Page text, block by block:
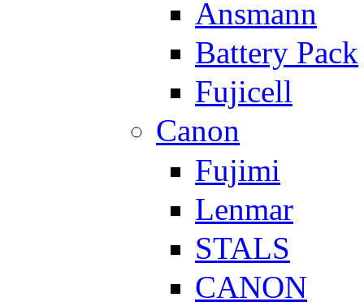
Ansmann
Battery Pack
Fujicell
Canon
Fujimi
Lenmar
STALS
CANON